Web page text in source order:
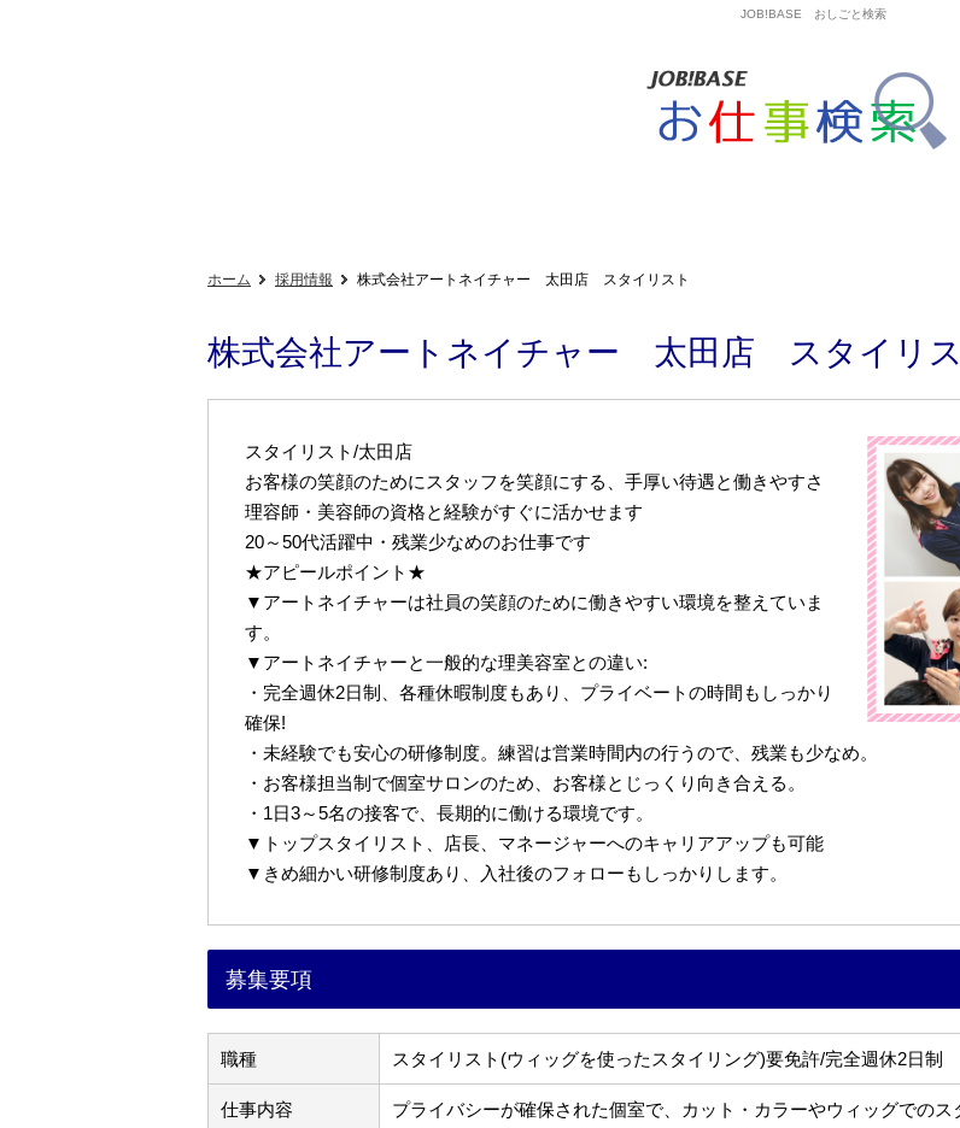
JOB!BASE おしごと検索
ホーム 採用情報 株式会社アートネイチャー 太田店 スタイリスト
株式会社アートネイチャー 太田店 スタイリ
スタイリスト/太田店
お客様の笑顔のためにスタッフを笑顔にする、手厚い待遇と働きやすさ
理容師・美容師の資格と経験がすぐに活かせます
20～50代活躍中・残業少なめのお仕事です
★アピールポイント★
▼アートネイチャーは社員の笑顔のために働きやすい環境を整えていま
す。
▼アートネイチャーと一般的な理美容室との違い:
・完全週休2日制、各種休暇制度もあり、プライベートの時間もしっかり
確保!
・未経験でも安心の研修制度。練習は営業時間内の行うので、残業も少なめ。
・お客様担当制で個室サロンのため、お客様とじっくり向き合える。
・1日3～5名の接客で、長期的に働ける環境です。
▼トップスタイリスト、店長、マネージャーへのキャリアアップも可能
▼きめ細かい研修制度あり、入社後のフォローもしっかりします。
募集要項
職種 スタイリスト(ウィッグを使ったスタイリング)要免許/完全週休2日制
仕事内容
プライバシーが確保された個室で、カット・カラーやウィッグでのス